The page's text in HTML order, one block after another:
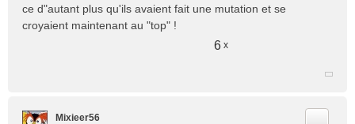
ce d"autant plus qu'ils avaient fait une mutation et se
croyaient maintenant au "top" !
6 x
Mixieer56